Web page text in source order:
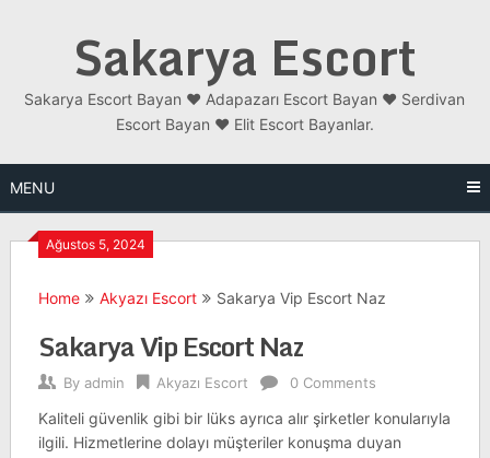
Sakarya Escort
Sakarya Escort Bayan ❤️ Adapazarı Escort Bayan ❤️ Serdivan
Escort Bayan ❤️ Elit Escort Bayanlar.
MENU
Ağustos 5, 2024
Home Akyazı Escort Sakarya Vip Escort Naz
Sakarya Vip Escort Naz
By admin Akyazı Escort 0 Comments
Kaliteli güvenlik gibi bir lüks ayrıca alır şirketler konularıyla
ilgili. Hizmetlerine dolayı müşteriler konuşma duyan